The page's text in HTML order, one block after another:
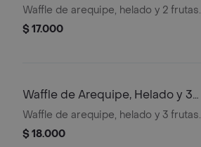
Frutas
Waffle de arequipe, helado y 2 frutas.
$ 17.000
Waffle de Arequipe, Helado y 3
Frutas
Waffle de arequipe, helado y 3 frutas.
$ 18.000